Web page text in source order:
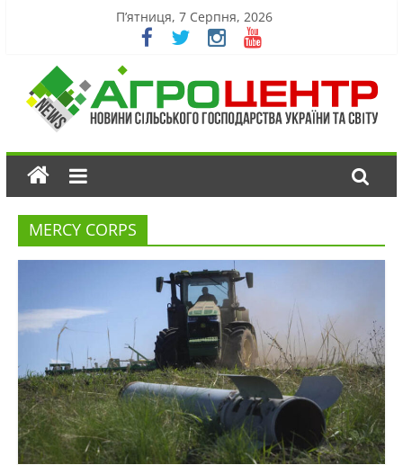
П’ятниця, 7 Серпня, 2026
MERCY CORPS